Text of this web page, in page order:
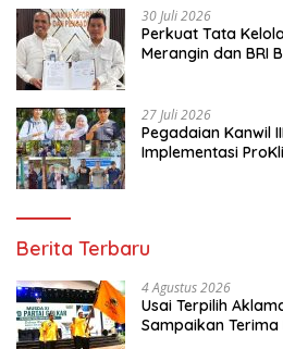
30 Juli 2026
Perkuat Tata
Merangin dan BRI
27 Juli 2026
Pegadaian Kanwil
Implementasi
Berita Terbaru
4 Agustus 2026
Usai Terpilih
Sampaikan